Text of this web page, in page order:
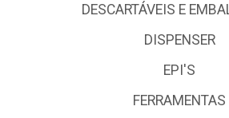
DESCARTÁVEIS E
DISPENSER
EPI'S
FERRAMENTAS